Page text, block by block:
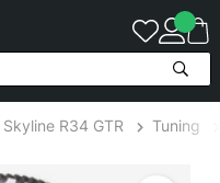
Skyline R34 GTR Tuning
98-02 SuperTwin (P-